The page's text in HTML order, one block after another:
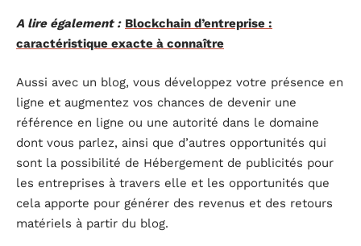
A lire également : Blockchain d’entreprise :
caractéristique exacte à connaître
Aussi avec un blog, vous développez votre présence en
ligne et augmentez vos chances de devenir une
référence en ligne ou une autorité dans le domaine
dont vous parlez, ainsi que d’autres opportunités qui
sont la possibilité de Hébergement de publicités pour
les entreprises à travers elle et les opportunités que
cela apporte pour générer des revenus et des retours
matériels à partir du blog.